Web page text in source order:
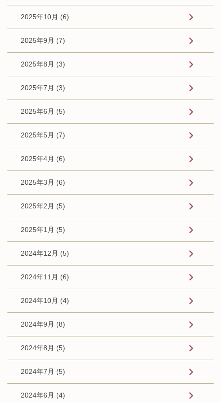
2025年10月 (6)
2025年9月 (7)
2025年8月 (3)
2025年7月 (3)
2025年6月 (5)
2025年5月 (7)
2025年4月 (6)
2025年3月 (6)
2025年2月 (5)
2025年1月 (5)
2024年12月 (5)
2024年11月 (6)
2024年10月 (4)
2024年9月 (8)
2024年8月 (5)
2024年7月 (5)
2024年6月 (4)